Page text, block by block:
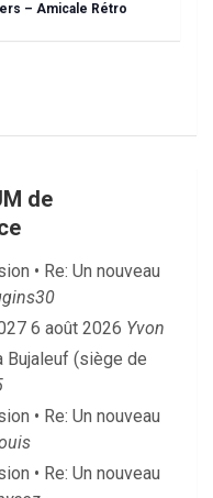
– Amicale Rétro
de
• Re: Un nouveau
6 août 2026 Yvon
Bujaleuf (siège de
• Re: Un nouveau
• Re: Un nouveau